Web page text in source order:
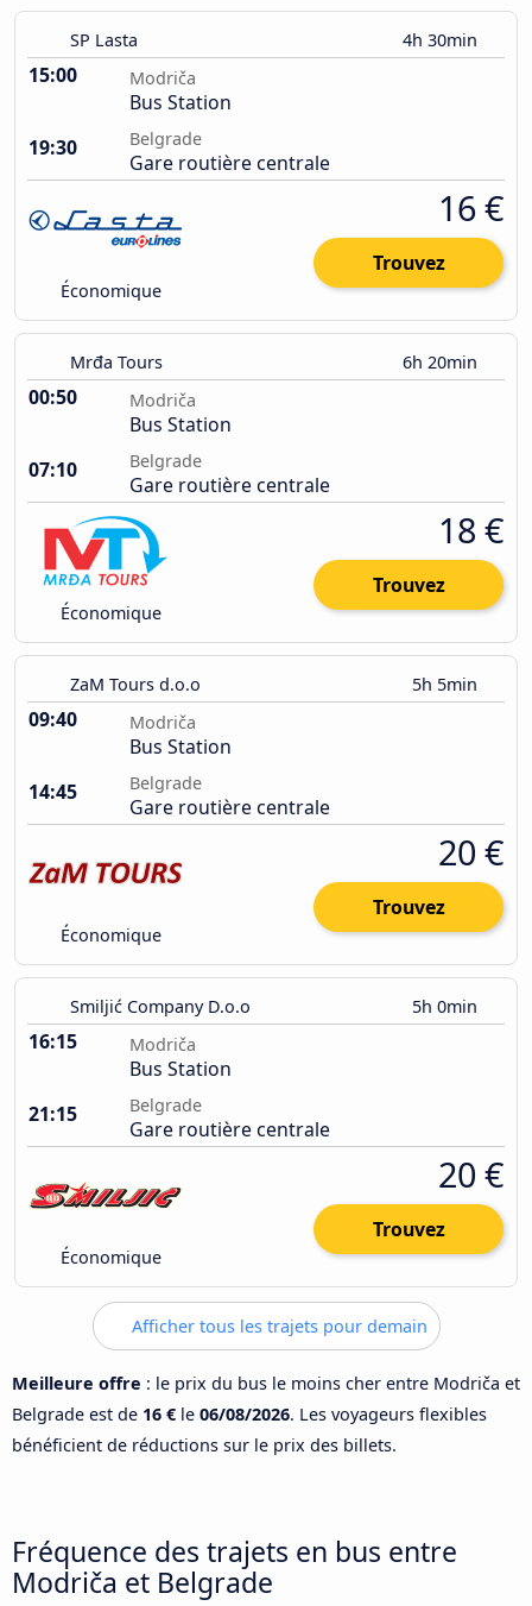
SP Lasta 4h 30min
15:00 Modriča
Bus Station
19:30
Belgrade
Gare routière centrale
Économique
16 €
Trouvez
Mrđa Tours 6h 20min
00:50 Modriča
Bus Station
07:10
Belgrade
Gare routière centrale
Économique
18 €
Trouvez
ZaM Tours d.o.o 5h 5min
09:40 Modriča
Bus Station
14:45
Belgrade
Gare routière centrale
Économique
20 €
Trouvez
Smiljić Company D.o.o 5h 0min
16:15 Modriča
Bus Station
21:15
Belgrade
Gare routière centrale
Économique
20 €
Trouvez
Afficher tous les trajets pour demain
Meilleure offre : le prix du bus le moins cher entre Modriča et
Belgrade est de 16 € le 06/08/2026. Les voyageurs flexibles
bénéficient de réductions sur le prix des billets.
Fréquence des trajets en bus entre
Modriča et Belgrade